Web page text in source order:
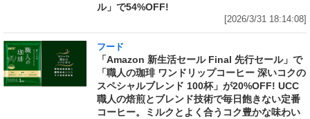
ル」で54%OFF!
[2026/3/31 18:14:08]
フード
「Amazon 新生活セール Final 先行セール」で
「職人の珈琲 ワンドリップコーヒー 深いコクの
スペシャルブレンド 100杯」が20%OFF! UCC
職人の焙煎とブレンド技術で毎日飽きない定番
コーヒー。ミルクとよく合うコク豊かな味わい